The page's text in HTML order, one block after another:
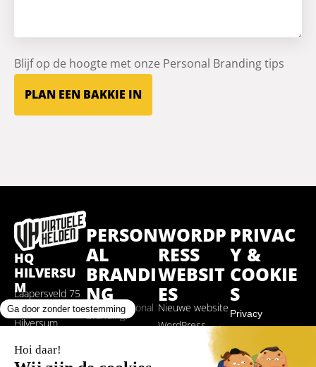
Blijf op de hoogte met onze Personal Branding tips
PLAN EEN BAKKIE IN
HQ
HILVERSU
M
Laapersveld 75
1213 VB
Hilversum
018
PERSON
AL
BRANDI
NG
Wat is Personal
Branding?
WORDP
RESS
WEBSIT
ES
Nieuwe website
WordPress
PRIVAC
Y &
COOKIE
S
Privacy
aanpassen